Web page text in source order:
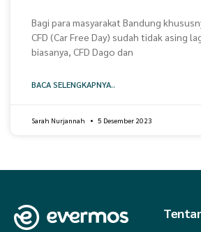
Bagi para masyarakat Bandung
CFD (Car Free Day) sudah tidak asing
biasanya, CFD Dago dan
BACA SELENGKAPNYA..
Sarah Nurjannah 5 Desember 2023